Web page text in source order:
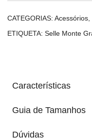
CATEGORIAS: Acessórios
ETIQUETA: Selle Monte
Características
Guia de Tamanhos
Dúvidas